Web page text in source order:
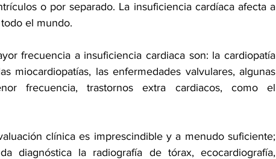
o por separado. La insuficiencia cardíaca afecta a
el mundo.
frecuencia a insuficiencia cardiaca son: la cardiopatía
miocardiopatías, las enfermedades valvulares, algunas
frecuencia, trastornos extra cardiacos, como el
clínica es imprescindible y a menudo suficiente;
diagnóstica la radiografía de tórax, ecocardiografía,